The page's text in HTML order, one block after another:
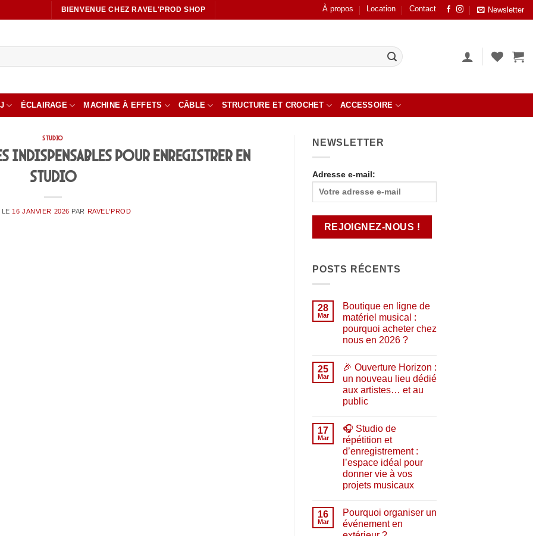
BIENVENUE CHEZ RAVEL'PROD SHOP À propos Location Contact Newsletter
ÉCLAIRAGE MACHINE À EFFETS CÂBLE STRUCTURE ET CROCHET ACCESSOIRE
STUDIO
indispensables pour enregistrer en
studio
LE 16 JANVIER 2026 PAR RAVEL'PROD
NEWSLETTER
Adresse e-mail:
POSTS RÉCENTS
28
Mar
Boutique en ligne de
matériel musical :
pourquoi acheter chez
nous en 2026 ?
sur
en
ligne
de
matériel
pourquoi
acheter
chez
nous
en
2026
?
25
Mar
🎉 Ouverture Horizon :
un nouveau lieu dédié
aux artistes… et au
public
sur
🎉
Ouverture
Horizon
un
nouveau
lieu
dédié
et
au
public
17
Mar
🎧 Studio de
répétition et
d’enregistrement :
l’espace idéal pour
donner vie à vos
projets musicaux
sur
🎧
Studio
16
Mar
Pourquoi organiser un
événement en